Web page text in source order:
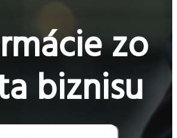
zo
biznisu